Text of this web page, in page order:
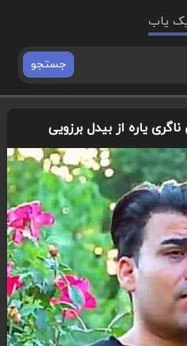
یاب
جستجو
یاره از بیدل برزویی